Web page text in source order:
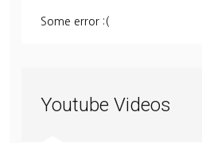
Some error :(
Youtube Videos